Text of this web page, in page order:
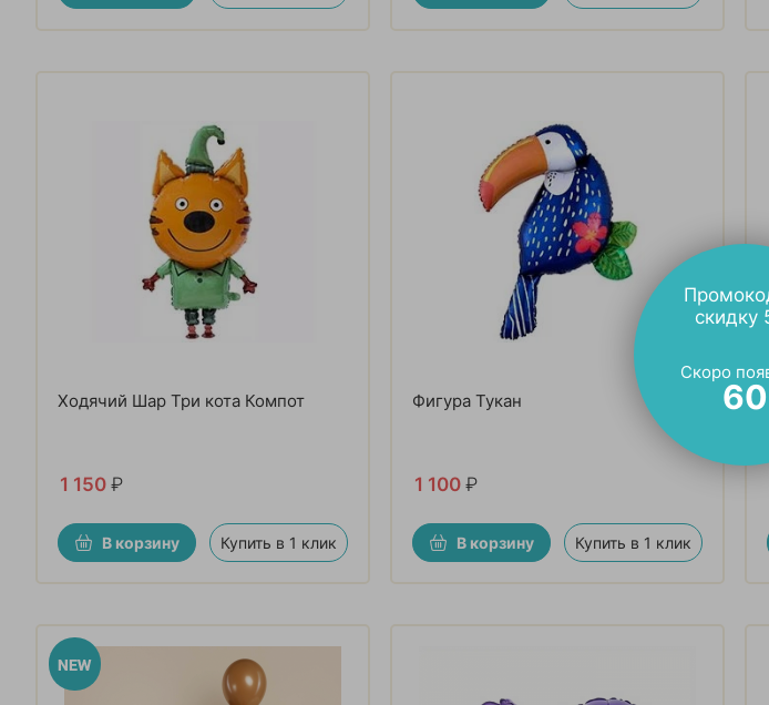
Ходячий Шар Три кота Компот
1 150 ₽
В корзину Купить в 1 клик
Фигура Тукан
1 100 ₽
В корзину Купить в 1 клик
скидку
Скоро
59